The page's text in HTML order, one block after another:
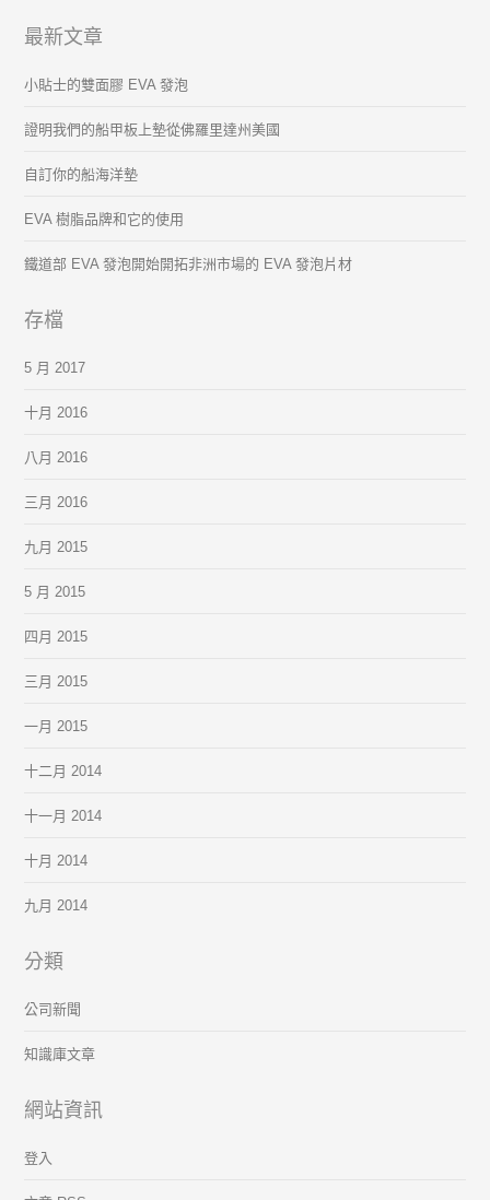
最新文章
小貼士的雙面膠 EVA 發泡
證明我們的船甲板上墊從佛羅里達州美國
自訂你的船海洋墊
EVA 樹脂品牌和它的使用
鐵道部 EVA 發泡開始開拓非洲市場的 EVA 發泡片材
存檔
5 月 2017
十月 2016
八月 2016
三月 2016
九月 2015
5 月 2015
四月 2015
三月 2015
一月 2015
十二月 2014
十一月 2014
十月 2014
九月 2014
分類
公司新聞
知識庫文章
網站資訊
登入